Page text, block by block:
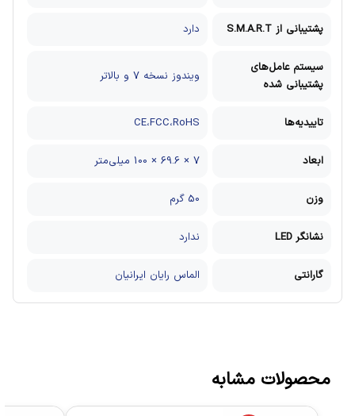
پشتیبانی از S.M.A.R.T دارد
سیستم عامل‌های
پشتیبانی شده
ویندوز نسخه 7 و بالاتر
تاییدیه‌ها CE،FCC،RoHS
ابعاد 7 × 69.6 × 100 میلی‌متر
وزن 50 گرم
نشانگر LED ندارد
گارانتی الماس رایان ایرانیان
محصولات مشابه